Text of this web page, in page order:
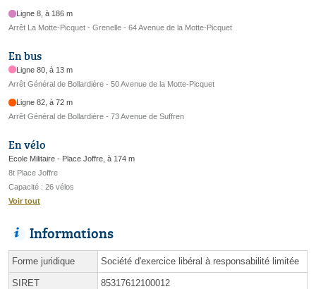
Ligne 8, à 186 m
Arrêt La Motte-Picquet - Grenelle - 64 Avenue de la Motte-Picquet
En bus
Ligne 80, à 13 m
Arrêt Général de Bollardière - 50 Avenue de la Motte-Picquet
Ligne 82, à 72 m
Arrêt Général de Bollardière - 73 Avenue de Suffren
En vélo
Ecole Militaire - Place Joffre, à 174 m
8t Place Joffre
Capacité : 26 vélos
Voir tout
Informations
Forme juridique Société d'exercice libéral à responsabilité limitée
SIRET 85317612100012